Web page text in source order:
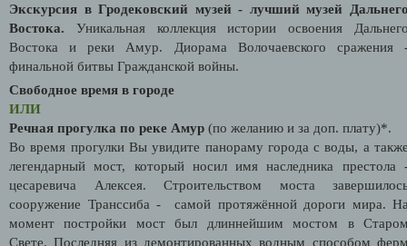
Экскурсия в Гродековский музей - лучший музей
Востока. Уникальная коллекция истории освоения
Востока и реки Амур. Диорама Волочаевского сражения
финальной битвы Гражданской войны.
Свободное время в городе
ИЛИ
Речная прогулка по реке Амур (по желанию и за доп. плату)*.
Во время прогулки Вы увидите панораму города с воды, а
легендарный мост, который носил имя наследника престола
цесаревича Алексея. Строительством моста
сооружение Транссиба - самой протяжённой дороги мира.
момент постройки мост был длиннейшим мостом в
Свете. Последняя из демонтированных водным способом